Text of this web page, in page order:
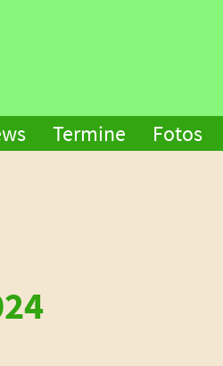
Termine Fotos